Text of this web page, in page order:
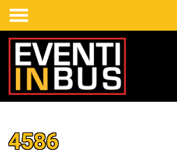
4586